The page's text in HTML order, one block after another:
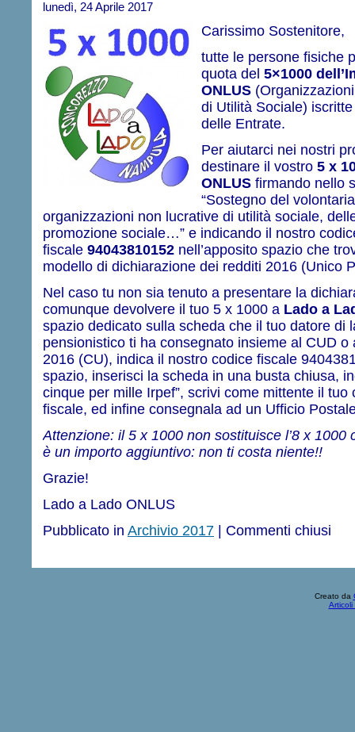
lunedì, 24 Aprile 2017
Carissimo Sostenitore,
tutte le persone fisiche
quota del 5×1000
ONLUS
di Utilità Sociale) iscritte
delle​ ​Entrate.
Per aiutarci nei nostri
destinare il vostro 5 x
ONLUS firmando nello
“Sostegno del
organizzazioni non lucrative di utilità sociale,
promozione sociale…” e indicando il nostro
fiscale 94043810152 nell’apposito spazio che
modello di dichiarazione dei redditi ​2016 ​(Unico
Nel caso ​tu non sia tenuto a presentare la
comunque devolvere il tuo 5 x 1000 a Lado a
spazio dedicato sulla scheda che il tuo datore di
pensionistico ti ha consegnato insieme al CUD
2016 (CU), indica il nostro codice fiscale
spazio, ​inserisci la scheda in una busta chiusa,
cinque per mille Irpef”, scrivi come mittente il
fiscale, ed infine consegnala ad un Ufficio
Attenzione: il 5 x 1000 non sostituisce l’8 x 1000
è un importo aggiuntivo: non ti costa niente!!
Grazie!
Lado a Lado ONLUS
Pubblicato in Archivio 2017 Commenti chiusi
Creato da
Articoli